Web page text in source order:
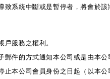
系統中斷或是暫停者，將會於該
戶服務之權利。
件的方式通知本公司或是由本
本公司會員身份之日起（以本